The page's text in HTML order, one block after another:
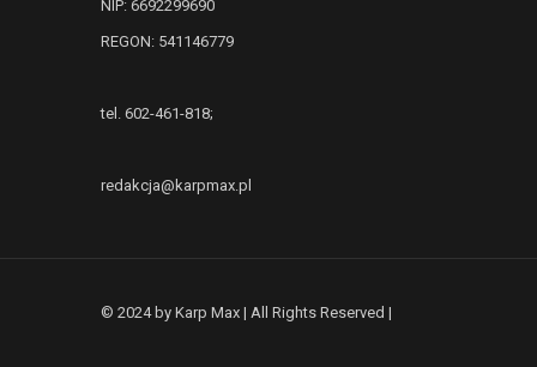
NIP: 6692299690
REGON: 541146779
tel. 602-461-818;
redakcja@karpmax.pl
© 2024 by Karp Max | All Rights Reserved |